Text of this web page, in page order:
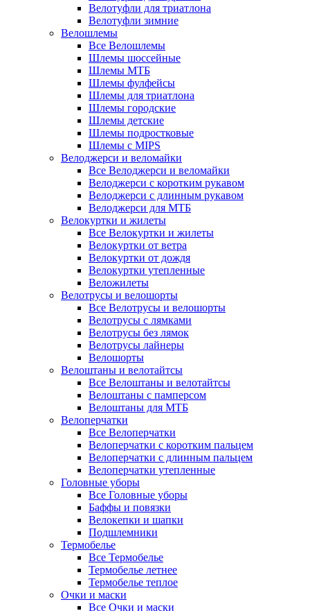
Велотуфли для триатлона
Велотуфли зимние
Велошлемы
Все Велошлемы
Шлемы шоссейные
Шлемы МТБ
Шлемы фулфейсы
Шлемы для триатлона
Шлемы городские
Шлемы детские
Шлемы подростковые
Шлемы с MIPS
Велоджерси и веломайки
Все Велоджерси и веломайки
Велоджерси с коротким рукавом
Велоджерси с длинным рукавом
Велоджерси для МТБ
Велокуртки и жилеты
Все Велокуртки и жилеты
Велокуртки от ветра
Велокуртки от дождя
Велокуртки утепленные
Веложилеты
Велотрусы и велошорты
Все Велотрусы и велошорты
Велотрусы с лямками
Велотрусы без лямок
Велотрусы лайнеры
Велошорты
Велоштаны и велотайтсы
Все Велоштаны и велотайтсы
Велоштаны с памперсом
Велоштаны для МТБ
Велоперчатки
Все Велоперчатки
Велоперчатки с коротким пальцем
Велоперчатки с длинным пальцем
Велоперчатки утепленные
Головные уборы
Все Головные уборы
Баффы и повязки
Велокепки и шапки
Подшлемники
Термобелье
Все Термобелье
Термобелье летнее
Термобелье теплое
Очки и маски
Все Очки и маски